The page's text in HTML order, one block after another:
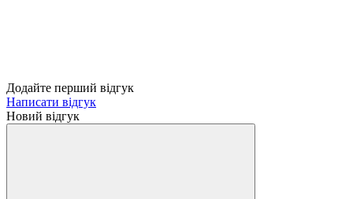
Додайте перший відгук
Написати відгук
Новий відгук